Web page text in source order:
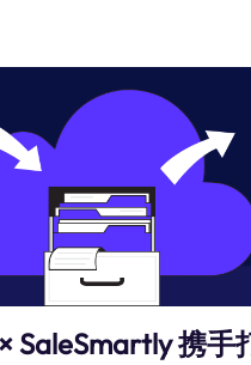
SaleSmartly 携手